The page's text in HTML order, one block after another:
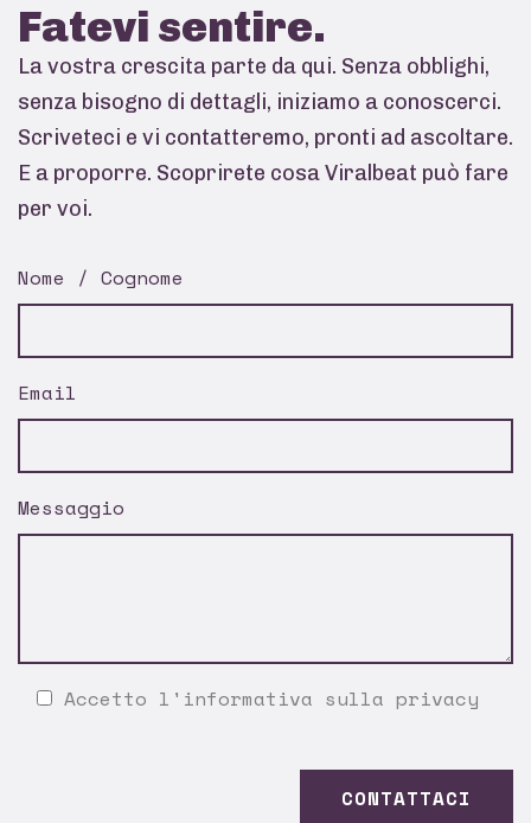
Fatevi sentire.
La vostra crescita parte da qui. Senza obblighi,
senza bisogno di dettagli, iniziamo a conoscerci.
Scriveteci e vi contatteremo, pronti ad ascoltare.
E a proporre. Scoprirete cosa Viralbeat può fare
per voi.
Nome / Cognome
Email
Messaggio
Accetto l' informativa sulla privacy